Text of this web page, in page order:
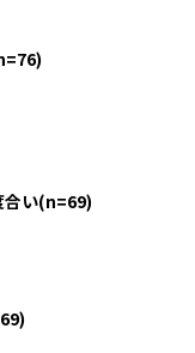
合い(n=69)